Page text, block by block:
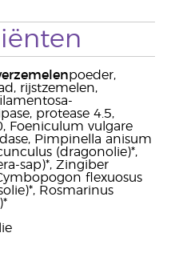
poeder,
rijstzemelen,
protease 4.5,
Foeniculum vulgare
Pimpinella anisum
(dragonolie)*,
sap)*, Zingiber
flexuosus
Rosmarinus